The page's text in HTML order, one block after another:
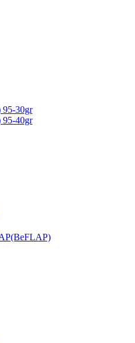
95-30gr
95-40gr